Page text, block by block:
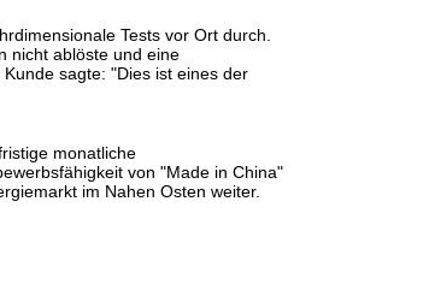
Tests vor Ort durch.
nicht ablöste und eine
sagte: "Dies ist eines der
monatliche
von "Made in China"
im Nahen Osten weiter.